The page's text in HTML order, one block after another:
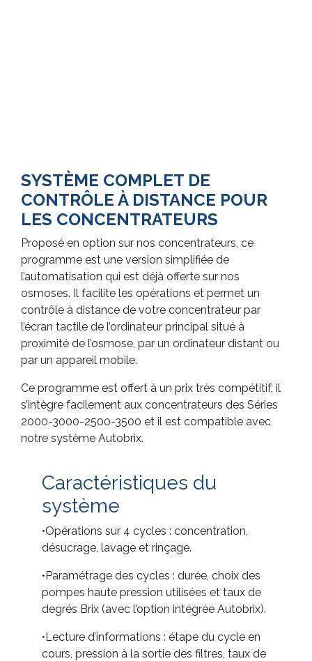
SYSTÈME COMPLET DE
CONTRÔLE À DISTANCE POUR
LES CONCENTRATEURS
Proposé en option sur nos concentrateurs, ce
programme est une version simplifiée de
l’automatisation qui est déjà offerte sur nos
osmoses. Il facilite les opérations et permet un
contrôle à distance de votre concentrateur par
l’écran tactile de l’ordinateur principal situé à
proximité de l’osmose, par un ordinateur distant ou
par un appareil mobile.
Ce programme est offert à un prix très compétitif, il
s’intègre facilement aux concentrateurs des Séries
2000-3000-2500-3500 et il est compatible avec
notre système Autobrix.
Caractéristiques du
système
•Opérations sur 4 cycles : concentration,
désucrage, lavage et rinçage.
•Paramétrage des cycles : durée, choix des
pompes haute pression utilisées et taux de
degrés Brix (avec l’option intégrée Autobrix).
•Lecture d’informations : étape du cycle en
cours, pression à la sortie des filtres, taux de